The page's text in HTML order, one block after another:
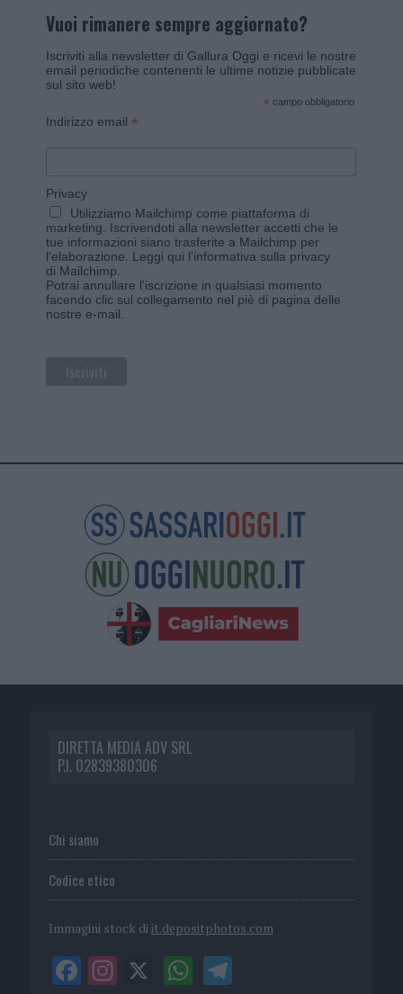
Vuoi rimanere sempre aggiornato?
Iscriviti alla newsletter di Gallura Oggi e ricevi le nostre
email periodiche contenenti le ultime notizie pubblicate
sul sito web!
* campo obbligatorio
Indirizzo email *
Privacy
Utilizziamo Mailchimp come piattaforma di
marketing. Iscrivendoti alla newsletter accetti che le
tue informazioni siano trasferite a Mailchimp per
l'elaborazione. Leggi qui l'informativa sulla privacy
di Mailchimp
Potrai annullare l'iscrizione in qualsiasi momento
facendo clic sul collegamento nel piè di pagina delle
nostre e-mail.
DIRETTA MEDIA ADV SRL
P.I. 02839380306
Chi siamo
Codice etico
Immagini stock di it.depositphotos.com